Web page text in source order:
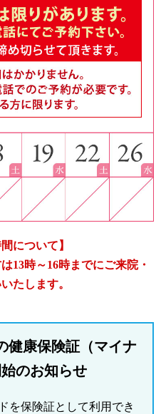
について】
13時～16時までにご来院・
たします。
健康保険証（マイナ
のお知らせ
を保険証として利用でき